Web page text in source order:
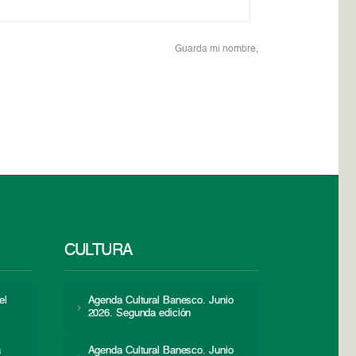
Guarda mi nombre,
CULTURA
Agenda Cultural Banesco. Junio
2026. Segunda edición
Agenda Cultural Banesco. Junio